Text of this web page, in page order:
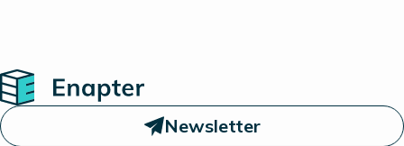
Home
Newsletter